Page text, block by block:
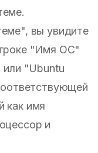
вы увидите
"Имя ОС"
или "Ubuntu
как имя
и